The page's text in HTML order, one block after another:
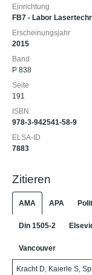
Einrichtung
FB7 - Labor
Erscheinungsjahr
2015
Band
P 838
Seite
191
ISBN
978-3-942541-58-9
ELSA-ID
7883
Zitieren
AMA APA
Din 1505-2
Vancouver
Kracht D, Kaierle S,